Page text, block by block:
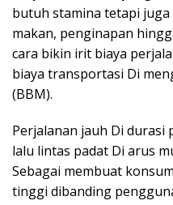
butuh stamina tetapi juga
makan, penginapan
cara bikin irit biaya
biaya transportasi Di
(BBM).
Perjalanan jauh Di durasi
lalu lintas padat Di arus
Sebagai membuat
tinggi dibanding